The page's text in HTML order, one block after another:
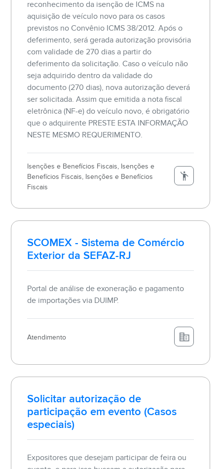
reconhecimento da isenção de ICMS na
aquisição de veículo novo para os casos
previstos no Convênio ICMS 38/2012. Após o
deferimento, será gerada autorização provisória
com validade de 270 dias a partir do
deferimento da solicitação. Caso o veículo não
seja adquirido dentro da validade do
documento (270 dias), nova autorização deverá
ser solicitada. Assim que emitida a nota fiscal
eletrônica (NF-e) do veículo novo, é obrigatório
que o adquirente PRESTE ESTA INFORMAÇÃO
NESTE MESMO REQUERIMENTO.
Isenções e Benefícios Fiscais, Isenções e
Benefícios Fiscais, Isenções e Benefícios
Fiscais
SCOMEX - Sistema de Comércio
Exterior da SEFAZ-RJ
Portal de análise de exoneração e pagamento
de importações via DUIMP.
Atendimento
Solicitar autorização de
participação em evento (Casos
especiais)
Expositores que desejam participar de feira ou